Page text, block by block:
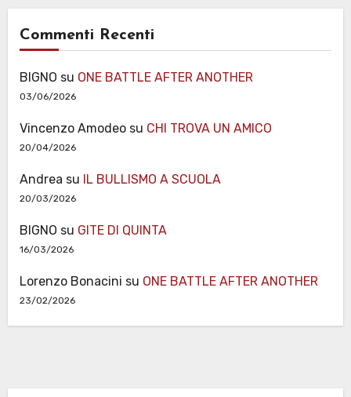
Commenti Recenti
BIGNO su ONE BATTLE AFTER ANOTHER
03/06/2026
Vincenzo Amodeosu CHI TROVA UN AMICO
20/04/2026
Andrea su IL BULLISMO A SCUOLA
20/03/2026
BIGNO su GITE DI QUINTA
16/03/2026
Lorenzo Bonacini su ONE BATTLE AFTER ANOTHER
23/02/2026